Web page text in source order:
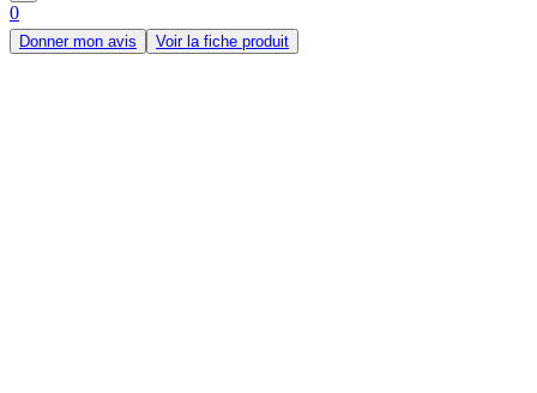
0
Donner mon avis Voir la fiche produit